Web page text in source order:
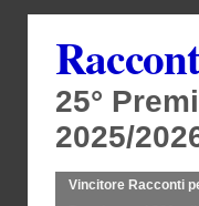
25°
2025/
Vincitore Racconti